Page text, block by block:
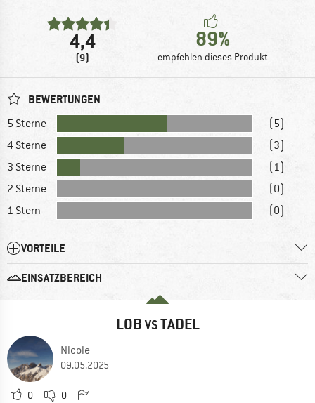
4,4
(9)
89%
empfehlen dieses Produkt
BEWERTUNGEN
5 Sterne
(5)
4 Sterne
(3)
3 Sterne
(1)
2 Sterne
(0)
1 Stern
(0)
VORTEILE
EINSATZBEREICH
LOB VSTADEL
Nicole
09.05.2025
0 0